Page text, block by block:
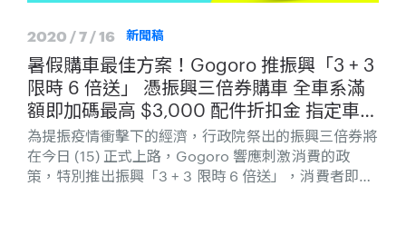
2020 / 7 / 16 新聞稿
暑假購車最佳方案！Gogoro 推振興「3 + 3
限時 6 倍送」 憑振興三倍券購車 全車系滿
額即加碼最高 $3,000 配件折扣金 指定車款
再享電池資費優惠最低首年月付 $299 騎到
飽
為提振疫情衝擊下的經濟，行政院祭出的振興三倍券將
在今日 (15) 正式上路，Gogoro 響應刺激消費的政
策，特別推出振興「3 + 3 限時 6 倍送」，消費者即日